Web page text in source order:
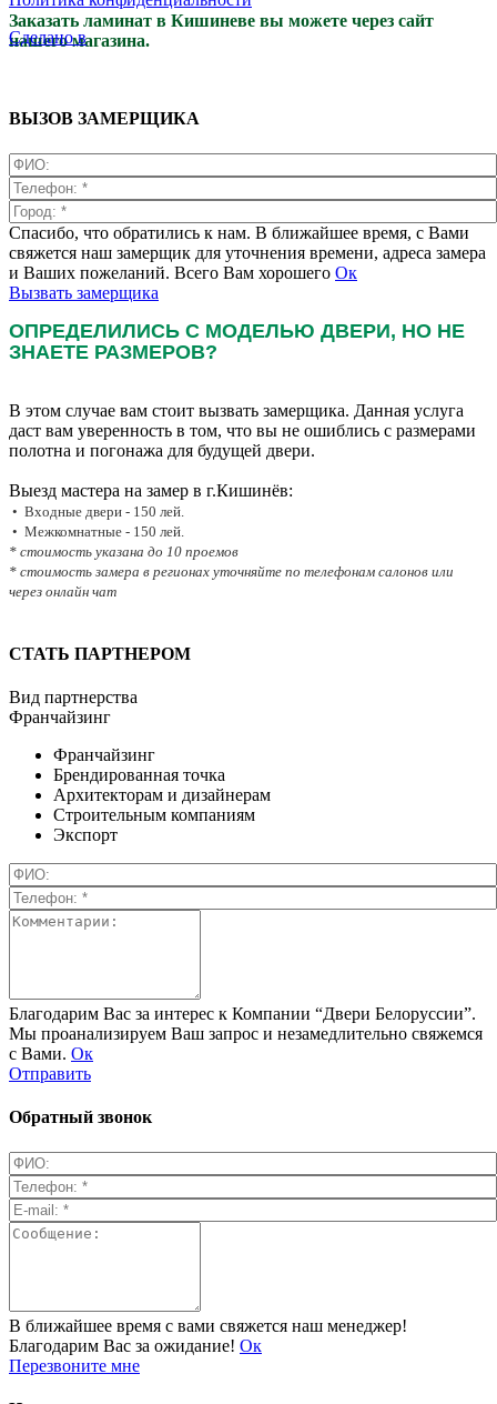
Заказать ламинат в Кишиневе вы можете через сайт
нашего магазина.
Сделано в
ВЫЗОВ ЗАМЕРЩИКА
Спасибо, что обратились к нам. В ближайшее время, с Вами
свяжется наш замерщик для уточнения времени, адреса замера
и Ваших пожеланий. Всего Вам хорошего Ок
Вызвать замерщика
ОПРЕДЕЛИЛИСЬ С МОДЕЛЬЮ ДВЕРИ, НО НЕ
ЗНАЕТЕ РАЗМЕРОВ?
В этом случае вам стоит вызвать замерщика. Данная услуга
даст вам уверенность в том, что вы не ошиблись с размерами
полотна и погонажа для будущей двери.
Выезд мастера на замер в г.Кишинёв:
• Входные двери - 150 лей.
• Межкомнатные - 150 лей.
* стоимость указана до 10 проемов
* стоимость замера в регионах уточняйте по телефонам салонов или
через онлайн чат
СТАТЬ ПАРТНЕРОМ
Вид партнерства
Франчайзинг
Франчайзинг
Брендированная точка
Архитекторам и дизайнерам
Строительным компаниям
Экспорт
Благодарим Вас за интерес к Компании “Двери Белоруссии”.
Мы проанализируем Ваш запрос и незамедлительно свяжемся
с Вами. Ок
Отправить
Обратный звонок
В ближайшее время с вами свяжется наш менеджер!
Благодарим Вас за ожидание! Ок
Перезвоните мне